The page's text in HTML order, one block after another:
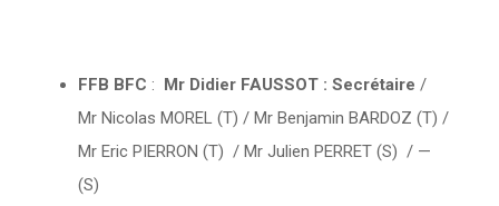
FFB BFC : Mr Didier FAUSSOT : Secrétaire /
Mr Nicolas MOREL (T) / Mr Benjamin BARDOZ (T) /
Mr Eric PIERRON (T) / Mr Julien PERRET (S) / —
(S)